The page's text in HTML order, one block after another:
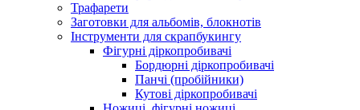
Трафарети
Заготовки для альбомів, блокнотів
Інструменти для скрапбукингу
Фігурні діркопробивачі
Бордюрні діркопробивачі
Панчі (пробійники)
Кутові діркопробивачі